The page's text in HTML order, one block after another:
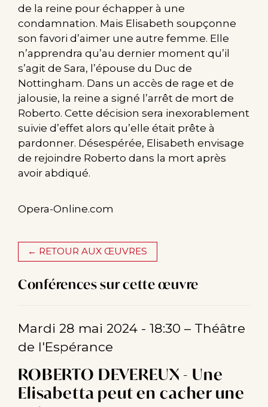
de la reine pour échapper à une
condamnation. Mais Elisabeth soupçonne
son favori d’aimer une autre femme. Elle
n’apprendra qu’au dernier moment qu’il
s’agit de Sara, l’épouse du Duc de
Nottingham. Dans un accès de rage et de
jalousie, la reine a signé l’arrêt de mort de
Roberto. Cette décision sera inexorablement
suivie d’effet alors qu’elle était prête à
pardonner. Désespérée, Elisabeth envisage
de rejoindre Roberto dans la mort après
avoir abdiqué.
Opera-Online.com
← RETOUR AUX ŒUVRES
Conférences sur cette œuvre
Mardi 28 mai 2024 - 18:30 – Théâtre
de l'Espérance
ROBERTO DEVEREUX - Une
Elisabetta peut en cacher une